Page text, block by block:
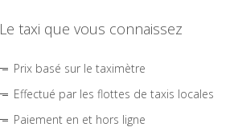
Le taxi que vous connaissez
Prix basé sur le taximètre
Effectué par les flottes de taxis locales
Paiement en et hors ligne